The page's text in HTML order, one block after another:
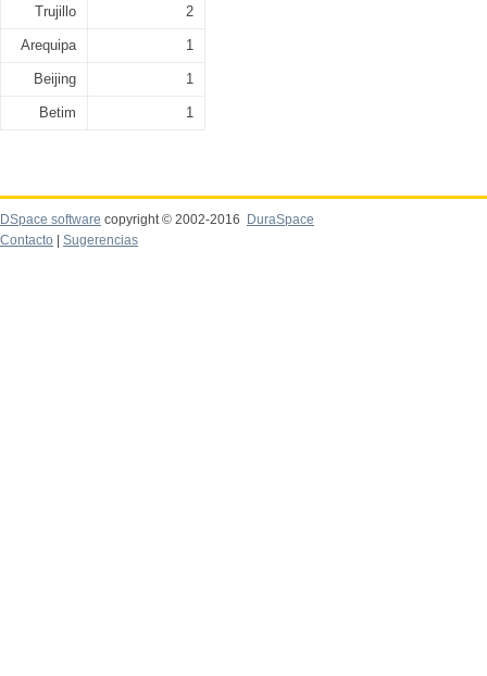
Trujillo 2
Arequipa 1
Beijing 1
Betim 1
DSpace software copyright © 2002-2016
DuraSpace
Contacto
Sugerencias